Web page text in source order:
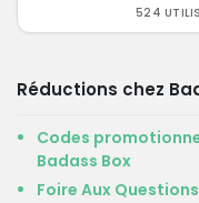
524
Réductions chez
Codes
Badass Box
Foire Aux